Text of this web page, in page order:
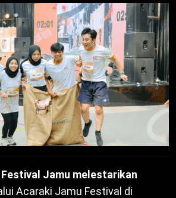
Festival Jamu melestarikan
Acaraki Jamu Festival di